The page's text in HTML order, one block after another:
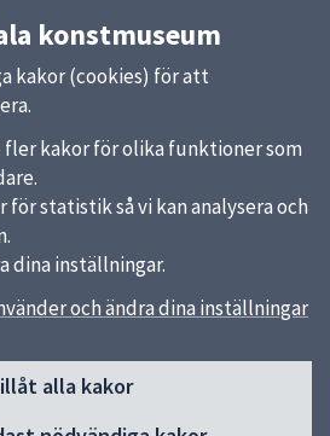
konstmuseum
kakor (cookies) för att
kakor för olika funktioner som
för statistik så vi kan analysera och
dina inställningar.
och ändra dina inställningar
alla kakor